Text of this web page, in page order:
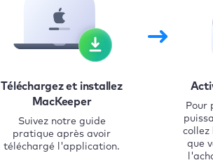
Téléchargez et installez
MacKeeper
Suivez notre guide
pratique après avoir
téléchargé l'application.
Pour
collez
que